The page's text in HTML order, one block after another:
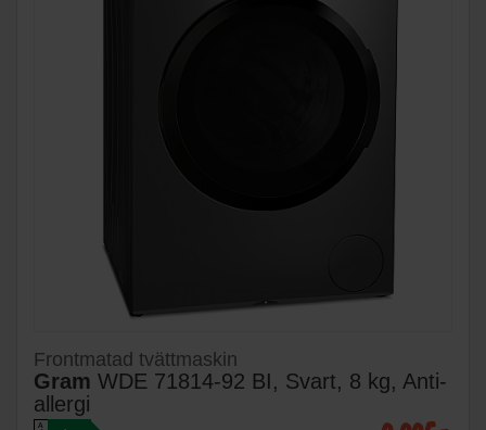
Frontmatad tvättmaskin
Gram WDE 71814-92 BI, Svart, 8 kg, Anti-
allergi
A